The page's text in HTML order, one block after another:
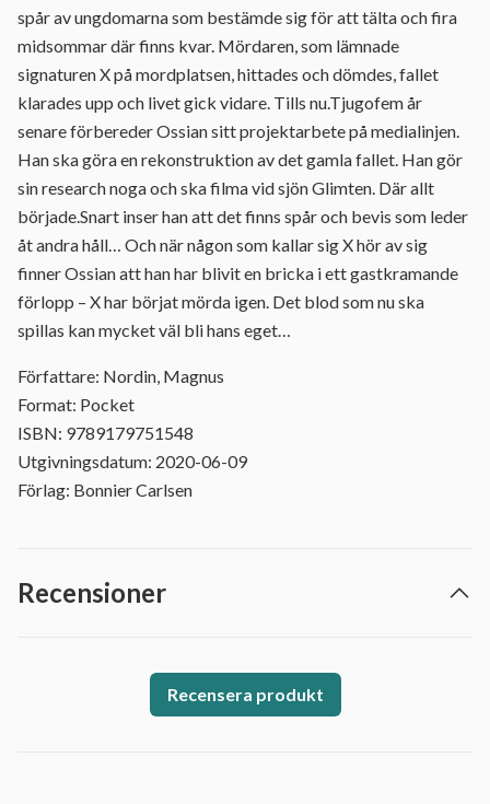
spår av ungdomarna som bestämde sig för att tälta och fira
midsommar där finns kvar. Mördaren, som lämnade
signaturen X på mordplatsen, hittades och dömdes, fallet
klarades upp och livet gick vidare. Tills nu.Tjugofem år
senare förbereder Ossian sitt projektarbete på medialinjen.
Han ska göra en rekonstruktion av det gamla fallet. Han gör
sin research noga och ska filma vid sjön Glimten. Där allt
började.Snart inser han att det finns spår och bevis som leder
åt andra håll… Och när någon som kallar sig X hör av sig
finner Ossian att han har blivit en bricka i ett gastkramande
förlopp – X har börjat mörda igen. Det blod som nu ska
spillas kan mycket väl bli hans eget…
Författare: Nordin, Magnus
Format: Pocket
ISBN: 9789179751548
Utgivningsdatum: 2020-06-09
Förlag: Bonnier Carlsen
Recensioner
Recensera produkt